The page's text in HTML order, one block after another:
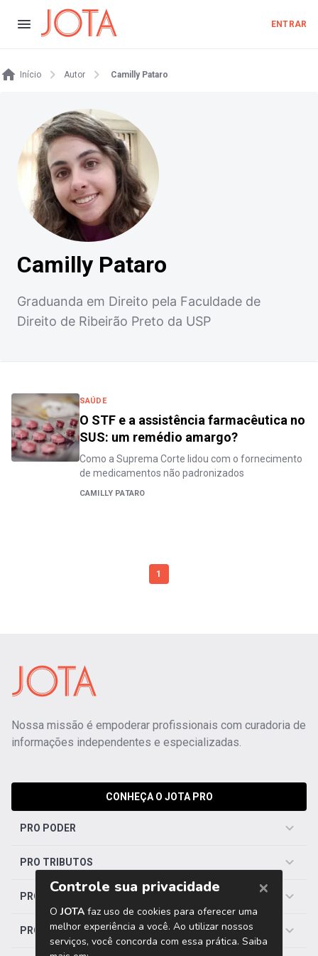
ENTRAR
Início Autor Camilly Pataro
Camilly Pataro
Graduanda em Direito pela Faculdade de
Direito de Ribeirão Preto da USP
SAÚDE
O STF e a assistência farmacêutica no
SUS: um remédio amargo?
Como a Suprema Corte lidou com o fornecimento
de medicamentos não padronizados
CAMILLY PATARO
1
Nossa missão é empoderar profissionais com curadoria de
informações independentes e especializadas.
CONHEÇA O JOTA PRO
PRO PODER
PRO TRIBUTOS
PRO TRABALHISTA
PRO SAÚDE